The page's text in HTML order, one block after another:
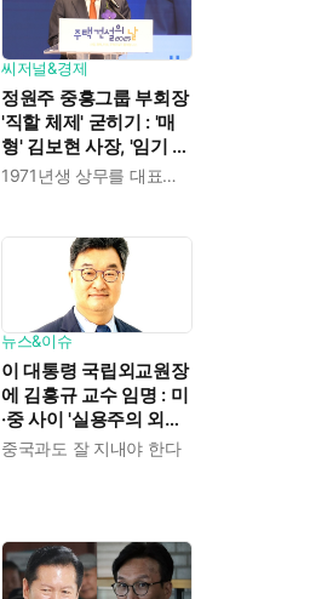
씨저널&경제
정원주 중흥그룹 부회장
'직할 체제' 굳히기 : '매
형' 김보현 사장, '임기 3
년' 받고 4개월 만에 물1971년생 상무를 대표이사로 발탁
뉴스&이슈
이 대통령 국립외교원장
에 김흥규 교수 임명 : 미
·중 사이 '실용주의 외교
론'을 강조한 인물이다
중국과도 잘 지내야 한다